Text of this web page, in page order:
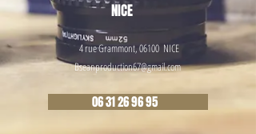
NICE
4 rue Grammont, 06100 NICE
Bseanproduction67@gmail.com
06 31 26 96 95